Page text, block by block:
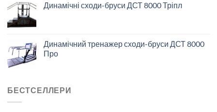
Динамічні сходи-бруси ДСТ 8000 Тріпл
Динамічний тренажер сходи-бруси ДСТ 8000
Про
БЕСТСЕЛЛЕРИ